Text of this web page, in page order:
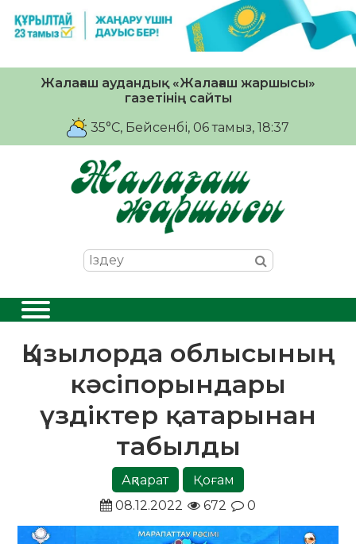
Жалағаш аудандық «Жалағаш жаршысы»
газетінің сайты
35°C, Бейсенбі, 06 тамыз, 18:37
Қызылорда облысының
кәсіпорындары
үздіктер қатарынан
табылды
Ақпарат
Қоғам
08.12.2022
672 0